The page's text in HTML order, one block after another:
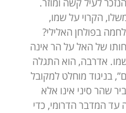
הקרוי על שמו,
בפולחן האלילי?
של האל על הר אינה
אדרבה, הוא התגלה
בניגוד מוחלט למקובל
שהר סיני אינו אלא
עד המדבר הדרומי, כדי